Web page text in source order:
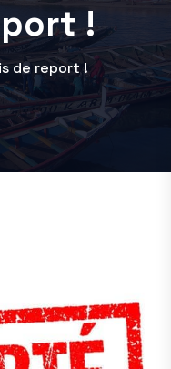
!
de report !